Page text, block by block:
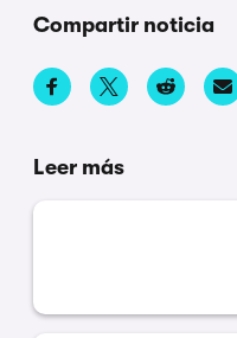
Compartir noticia
Leer más